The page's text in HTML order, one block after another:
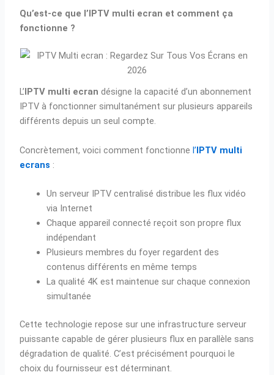
Qu’est-ce que l’IPTV multi ecran et comment ça
fonctionne ?
L’ IPTV multi ecran désigne la capacité d’un abonnement
IPTV à fonctionner simultanément sur plusieurs appareils
différents depuis un seul compte.
Concrètement, voici comment fonctionnel’IPTV multi
ecrans :
Un serveur IPTV centralisé distribue les flux vidéo
via Internet
Chaque appareil connecté reçoit son propre flux
indépendant
Plusieurs membres du foyer regardent des
contenus différents en même temps
La qualité 4K est maintenue sur chaque connexion
simultanée
Cette technologie repose sur une infrastructure serveur
puissante capable de gérer plusieurs flux en parallèle sans
dégradation de qualité. C’est précisément pourquoi le
choix du fournisseur est déterminant.